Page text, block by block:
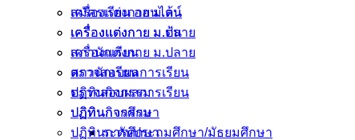
สมัครเรียน ออนไลน์
เครื่องแต่งกาย ม.ต้น
เครื่องแต่งกาย ม.ปลาย
สภานักเรียน
ตรวจสอบผลการเรียน
ปฏิทินกิจกรรม
ปฏิทินการศึกษา
เครื่องแต่งกาย ม.ต้น
เครื่องแต่งกาย ม.ปลาย
สภานักเรียน
ตรวจสอบผลการเรียน
ปฏิทินกิจกรรม
ปฏิทินการศึกษา
ระดับประถมศึกษา/มัธยมศึกษา